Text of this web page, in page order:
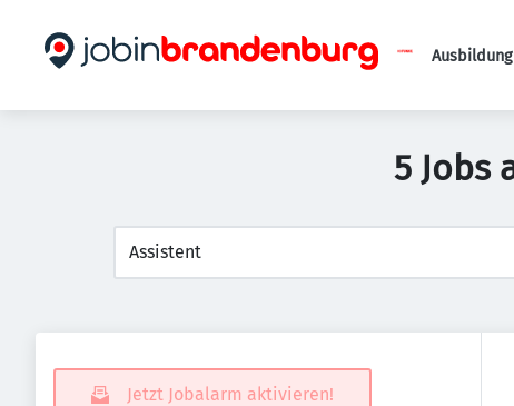
5 Jobs
Jetzt Jobalarm aktivieren!